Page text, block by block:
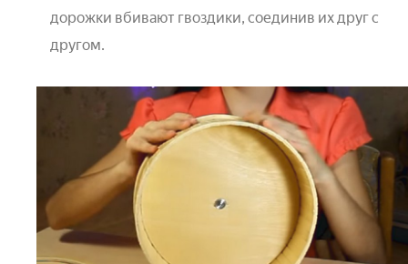
дорожки вбивают гвоздики, соединив их друг с
другом.